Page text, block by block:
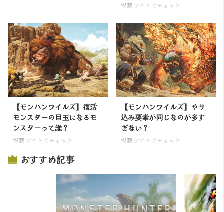
掲載サイトでチェック
【モンハンワイルズ】復活
モンスターの目玉になるモ
ンスターって誰？
掲載サイトでチェック
【モンハンワイルズ】やり
込み要素が同じなのが多す
ぎない？
掲載サイトでチェック
おすすめ記事